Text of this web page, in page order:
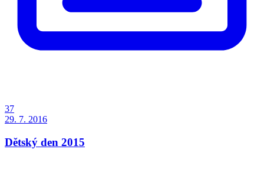
37
29. 7. 2016
Dětský den 2015